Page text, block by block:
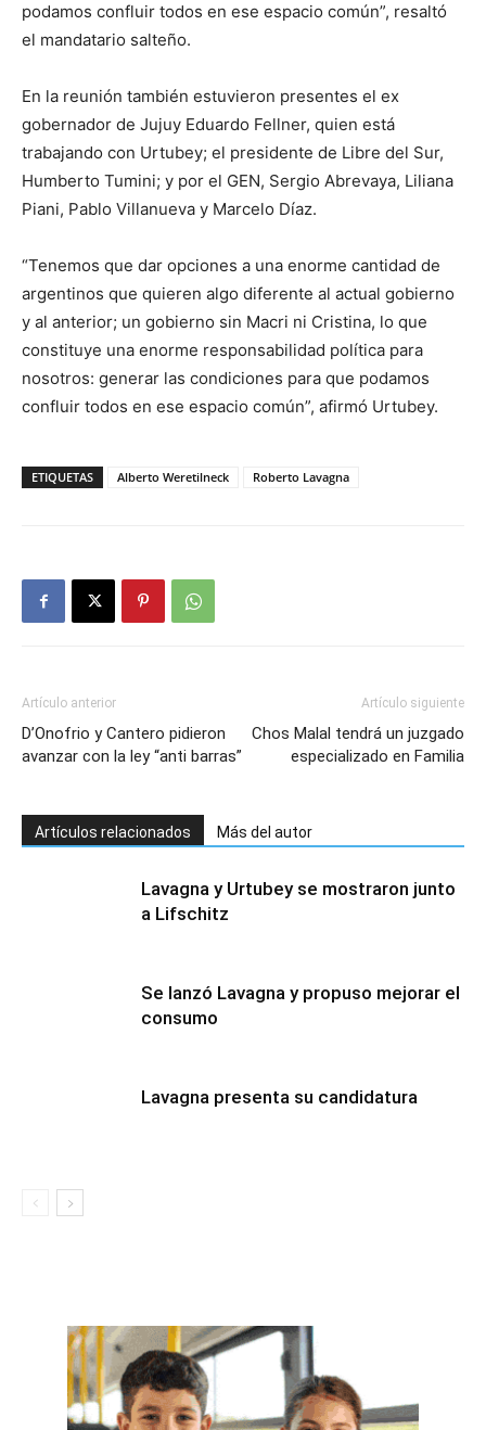
podamos confluir todos en ese espacio común”, resaltó
el mandatario salteño.
En la reunión también estuvieron presentes el ex
gobernador de Jujuy Eduardo Fellner, quien está
trabajando con Urtubey; el presidente de Libre del Sur,
Humberto Tumini; y por el GEN, Sergio Abrevaya, Liliana
Piani, Pablo Villanueva y Marcelo Díaz.
“Tenemos que dar opciones a una enorme cantidad de
argentinos que quieren algo diferente al actual gobierno
y al anterior; un gobierno sin Macri ni Cristina, lo que
constituye una enorme responsabilidad política para
nosotros: generar las condiciones para que podamos
confluir todos en ese espacio común”, afirmó Urtubey.
ETIQUETAS Alberto Weretilneck Roberto Lavagna
Artículo anterior
D’Onofrio y Cantero pidieron
avanzar con la ley “anti barras”
Artículo siguiente
Chos Malal tendrá un juzgado
especializado en Familia
Artículos relacionados Más del autor
Lavagna y Urtubey se mostraron junto
a Lifschitz
Se lanzó Lavagna y propuso mejorar el
consumo
Lavagna presenta su candidatura